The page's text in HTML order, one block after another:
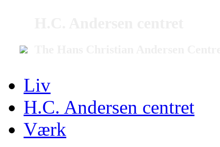
Liv
H.C. Andersen centret
Værk